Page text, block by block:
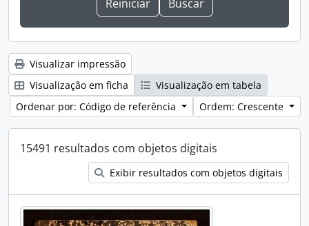
Visualizar impressão
Visualização em ficha
Visualização em tabela
Ordenar por: Código de referência
Ordem: Crescente
15491 resultados com objetos digitais
Exibir resultados com objetos digitais